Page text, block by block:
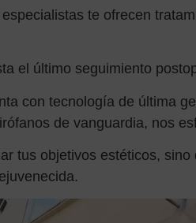
te ofrecen
el último seguimiento
con tecnología de última
de vanguardia, nos
tus objetivos estéticos,